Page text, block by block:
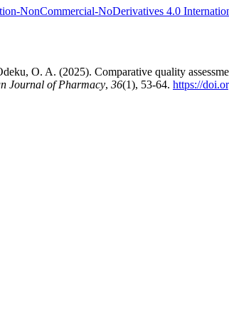
NonCommercial-NoDerivatives 4.0
O. A. (2025). Comparative quality
Journal of Pharmacy, 36(1), 53-64. https://